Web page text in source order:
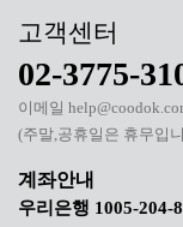
02-3775-
이메일
(주말,공휴일은 휴무입
우리은행 1005-204-